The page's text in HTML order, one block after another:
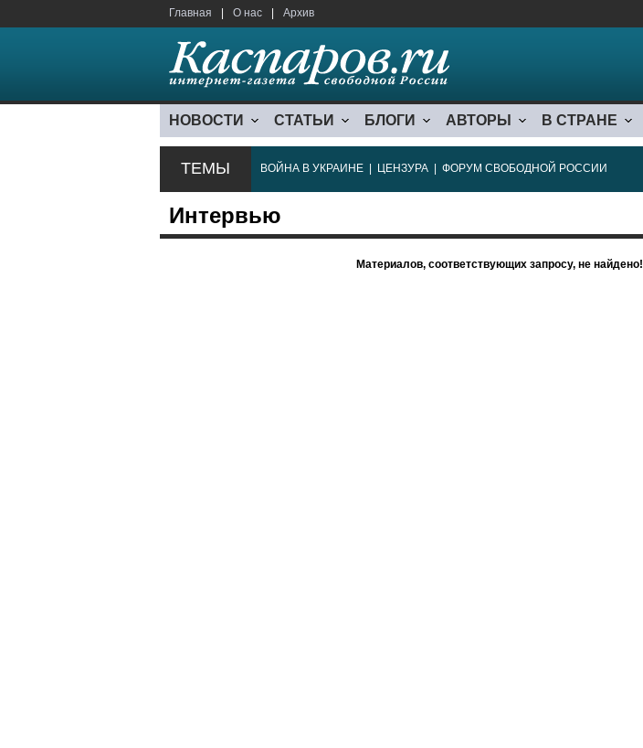
Главная О нас Архив
НОВОСТИ СТАТЬИ БЛОГИ АВТОРЫ В СТРАНЕ
ТЕМЫ ВОЙНА В УКРАИНЕ ЦЕНЗУРА ФОРУМ СВОБОДНОЙ РОССИИ
Интервью
Материалов, соответствующих запросу, не найдено!